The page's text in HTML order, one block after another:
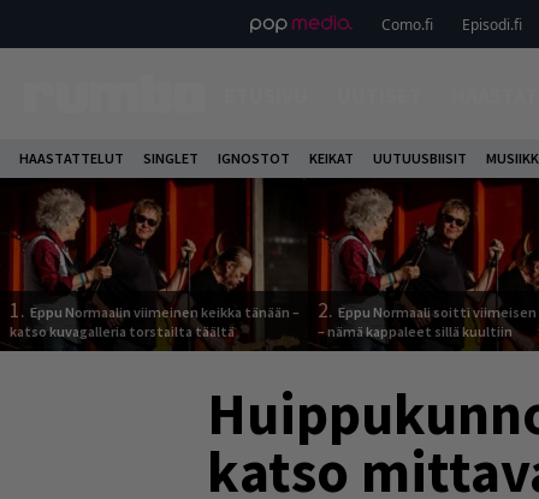
Como.fi Episodi.fi
HAASTATTELUT SINGLET IGNOSTOT KEIKAT UUTUUSBIISIT
1. Eppu Normaalin viimeinen keikka tänään –
katso kuvagalleria torstailta täältä
2. Eppu Normaali soitti viimeisen
– nämä kappaleet sillä kuultiin
katso